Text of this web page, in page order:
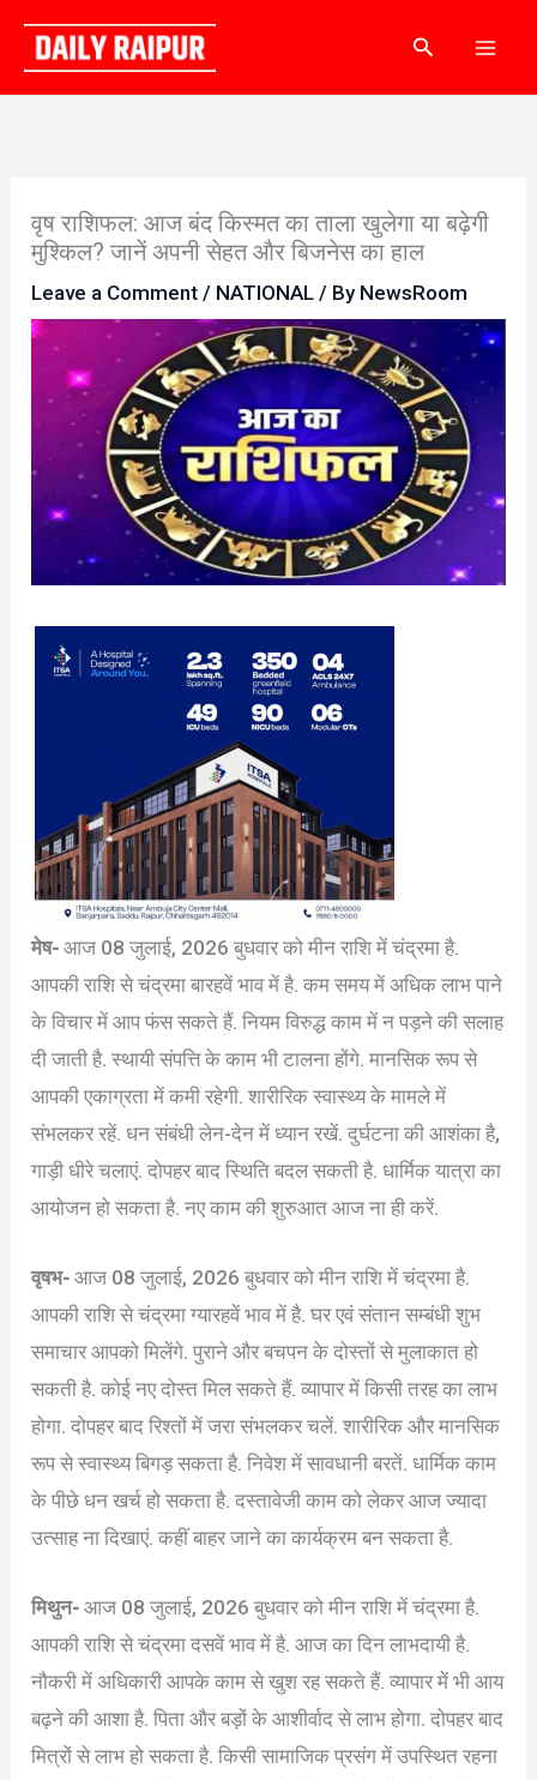
content
Search
वृष राशिफल: आज बंद किस्मत का ताला खुलेगा या बढ़ेगी
मुश्किल? जानें अपनी सेहत और बिजनेस का हाल
Leave a Comment / NATIONAL / By NewsRoom
मेष- आज 08 जुलाई, 2026 बुधवार को मीन राशि में चंद्रमा है.
आपकी राशि से चंद्रमा बारहवें भाव में है. कम समय में अधिक लाभ पाने
के विचार में आप फंस सकते हैं. नियम विरुद्ध काम में न पड़ने की सलाह
दी जाती है. स्थायी संपत्ति के काम भी टालना होंगे. मानसिक रूप से
आपकी एकाग्रता में कमी रहेगी. शारीरिक स्वास्थ्य के मामले में
संभलकर रहें. धन संबंधी लेन-देन में ध्यान रखें. दुर्घटना की आशंका है,
गाड़ी धीरे चलाएं. दोपहर बाद स्थिति बदल सकती है. धार्मिक यात्रा का
आयोजन हो सकता है. नए काम की शुरुआत आज ना ही करें.
वृषभ- आज 08 जुलाई, 2026 बुधवार को मीन राशि में चंद्रमा है.
आपकी राशि से चंद्रमा ग्यारहवें भाव में है. घर एवं संतान सम्बंधी शुभ
समाचार आपको मिलेंगे. पुराने और बचपन के दोस्तों से मुलाकात हो
सकती है. कोई नए दोस्त मिल सकते हैं. व्यापार में किसी तरह का लाभ
होगा. दोपहर बाद रिश्तों में जरा संभलकर चलें. शारीरिक और मानसिक
रूप से स्वास्थ्य बिगड़ सकता है. निवेश में सावधानी बरतें. धार्मिक काम
के पीछे धन खर्च हो सकता है. दस्तावेजी काम को लेकर आज ज्यादा
उत्साह ना दिखाएं. कहीं बाहर जाने का कार्यक्रम बन सकता है.
मिथुन- आज 08 जुलाई, 2026 बुधवार को मीन राशि में चंद्रमा है.
आपकी राशि से चंद्रमा दसवें भाव में है. आज का दिन लाभदायी है.
नौकरी में अधिकारी आपके काम से खुश रह सकते हैं. व्यापार में भी आय
बढ़ने की आशा है. पिता और बड़ों के आशीर्वाद से लाभ होगा. दोपहर बाद
मित्रों से लाभ हो सकता है. किसी सामाजिक प्रसंग में उपस्थित रहना